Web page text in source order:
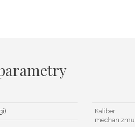
Kaliber
mechanizmu